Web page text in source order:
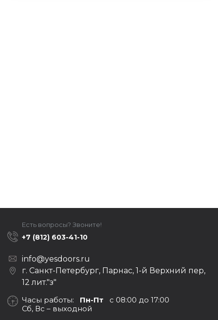
Есть вопросы? Звоните!
+7 (812) 603-41-10
info@yesdoors.ru
г. Санкт-Петербург, Парнас, 1-й Верхний пер,
12 лит."з"
Часы работы: Пн-Пт с 08:00 до 17:00
Сб, Вс – выходной